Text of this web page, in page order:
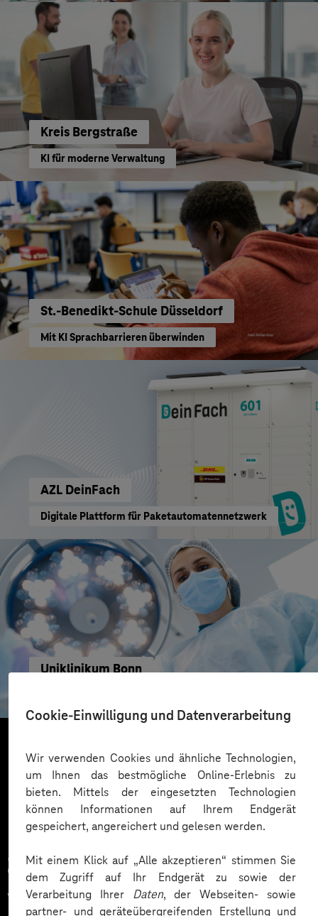
Cookie-Einwilligung und Datenverarbeitung
Wir verwenden Cookies und ähnliche Technologien,
um Ihnen das bestmögliche Online-Erlebnis zu
bieten. Mittels der eingesetzten Technologien
können Informationen auf Ihrem Endgerät
gespeichert, angereichert und gelesen werden.
Mit einem Klick auf „Alle akzeptieren“ stimmen Sie
dem Zugriff auf Ihr Endgerät zu sowie der
Verarbeitung Ihrer Daten, der Webseiten- sowie
partner- und geräteübergreifenden Erstellung und
Kreis Bergstraße
KI für moderne Verwaltung
St.-Benedikt-Schule Düsseldorf
Mit KI Sprachbarrieren überwinden
AZL DeinFach
Digitale Plattform für Paketautomatennetzwerk
Uniklinikum Bonn
Mehr laden
Zahlreiche Unternehmen
vertrauen auf unsere